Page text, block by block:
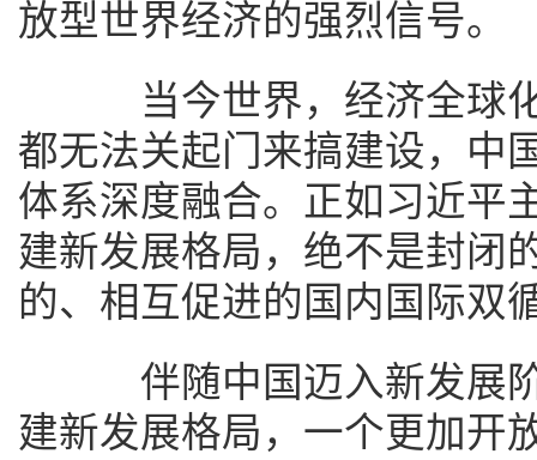
放型世界经济的强烈信号。
当今世界，经济全球化
都无法关起门来搞建设，中
体系深度融合。正如习近平
建新发展格局，绝不是封闭
的、相互促进的国内国际双
伴随中国迈入新发展阶
建新发展格局，一个更加开